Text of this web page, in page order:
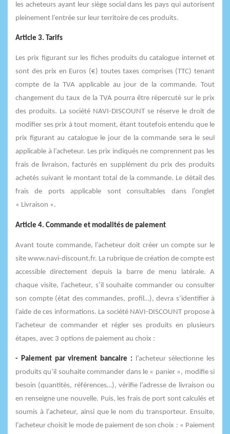
les acheteurs ayant leur siège social dans les pays qui autorisent
pleinement l’entrée sur leur territoire de ces produits.
Article 3. Tarifs
Les prix figurant sur les fiches produits du catalogue internet et
sont des prix en Euros (€) toutes taxes comprises (TTC) tenant
compte de la TVA applicable au jour de la commande. Tout
changement du taux de la TVA pourra être répercuté sur le prix
des produits. La société NAVI-DISCOUNT se réserve le droit de
modifier ses prix à tout moment, étant toutefois entendu que le
prix figurant au catalogue le jour de la commande sera le seul
applicable à l’acheteur. Les prix indiqués ne comprennent pas les
frais de livraison, facturés en supplément du prix des produits
achetés suivant le montant total de la commande. Le détail des
frais de ports applicable sont consultables dans l’onglet
« Livraison ».
Article 4. Commande et modalités de paiement
Avant toute commande, l’acheteur doit créer un compte sur le
site www.navi-discount.fr. La rubrique de création de compte est
accessible directement depuis la barre de menu latérale. A
chaque visite, l’acheteur, s’il souhaite commander ou consulter
son compte (état des commandes, profil…), devra s’identifier à
l’aide de ces informations. La société NAVI-DISCOUNT propose à
l’acheteur de commander et régler ses produits en plusieurs
étapes, avec 3 options de paiement au choix :
- Paiement par virement bancaire : l’acheteur sélectionne les
produits qu’il souhaite commander dans le « panier », modifie si
besoin (quantités, références…), vérifie l’adresse de livraison ou
en renseigne une nouvelle. Puis, les frais de port sont calculés et
soumis à l’acheteur, ainsi que le nom du transporteur. Ensuite,
l’acheteur choisit le mode de paiement de son choix : « Paiement